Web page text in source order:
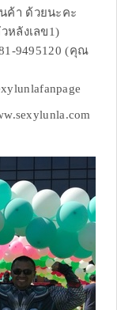
ค้า ด้วยนะคะ
หลังเลข1)
9495120 (คุณ